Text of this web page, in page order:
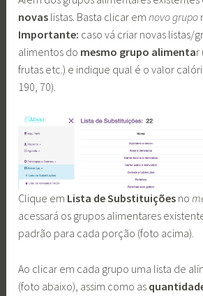
novas listas. Basta clicar emnovo grupo
Importante: caso vá criar novas listas/
alimentos do mesmo grupo alimentar
frutas etc.) e indique qual é o valor
190, 70).
Clique em Lista de Substituições no
acessará os grupos alimentares
padrão para cada porção (foto acima).
Ao clicar em cada grupo uma lista de
(foto abaixo), assim como as